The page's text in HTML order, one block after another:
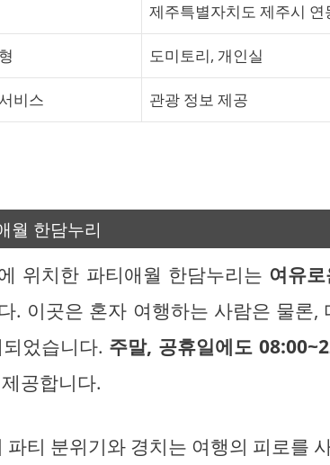
제주특별자치도 제주시 연
도미토리, 개인실
비스 관광 정보 제공
월 한담누리
위치한 파티애월 한담누리는 여유
. 이곳은 혼자 여행하는 사람은 물론,
었습니다. 주말, 공휴일에도
공합니다.
파티 분위기와 경치는 여행의 피로를